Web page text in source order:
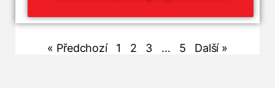
« Předchozí 1 2 3 … 5 Další »